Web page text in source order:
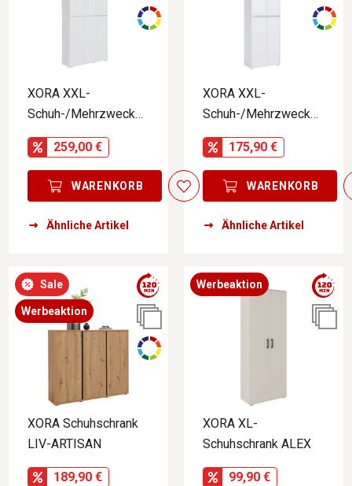
XORA XXL-
Schuh-/Mehrzwecksc
hrank LIV
259,00 €
WARENKORB
Ähnliche Artikel
XORA XXL-
Schuh-/Mehrzwecksc
hrank LIV
175,90 €
WARENKORB
Ähnliche Artikel
Sale
Werbeaktion
XORA Schuhschrank
LIV-ARTISAN
189,90 €
Werbeaktion
XORA XL-
Schuhschrank ALEX
99,90 €